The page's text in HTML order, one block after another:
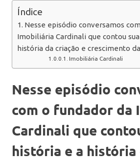
Índice
Nesse episódio conversamos
Imobiliária Cardinali que contou
história da criação e crescimento
Imobiliária Cardinali
Nesse episódio
com o fundador da
Cardinali que
história e a história